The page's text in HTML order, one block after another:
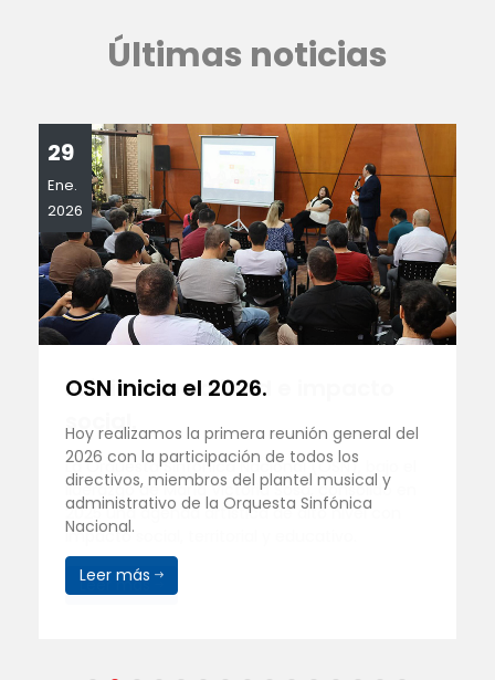
Últimas noticias
29
Ene.
2026
OSN inicia el 2026.
Hoy realizamos la primera reunión general del
2026 con la participación de todos los
directivos, miembros del plantel musical y
administrativo de la Orquesta Sinfónica
Nacional.
Leer más